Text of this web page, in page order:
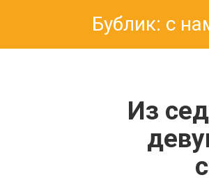
Бублик: с
Из